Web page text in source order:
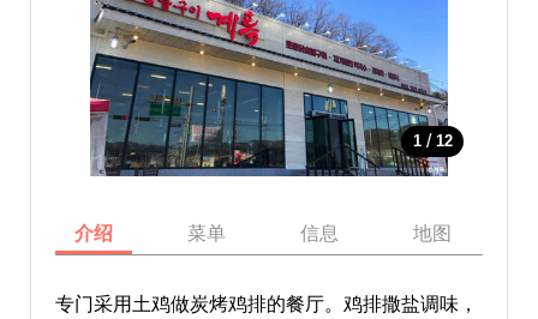
1 / 12
介绍 菜单 信息 地图
专门采用土鸡做炭烤鸡排的餐厅。鸡排撒盐调味，